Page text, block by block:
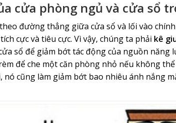
cửa phòng ngủ và cửa sổ
đường thẳng giữa cửa sổ và lối vào chính
cực và tiêu cực. Vì vậy, chúng ta phải kê
sổ để giảm bớt tác động của nguồn năng
để che một căn phòng nhỏ nếu không
nó cũng làm giảm bớt bao nhiêu ánh nắng